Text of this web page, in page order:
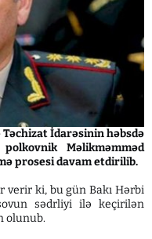
İdarəsinin həbsdə
Məlikməmməd
prosesi davam etdirilib.
verir ki, bu gün Bakı Hərbi
sədrliyi ilə keçirilən
olunub.